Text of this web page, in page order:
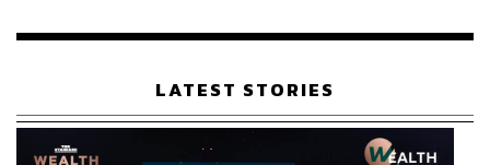
อาร์เซนอล และโดยเฉพาะอย่างยิ่งต่ออาร์เตตาที่รู้ว่าอย่าง
มีคนที่พร้อมจะอดทนในกระบวนการเปลี่ยนผ่านที่ยาวนานไป
กับเขา
เรือนไทยที่ถูกซุกไว้
LATEST STORIES